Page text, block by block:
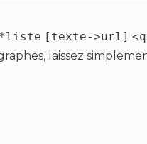
[texte->url]
laissez